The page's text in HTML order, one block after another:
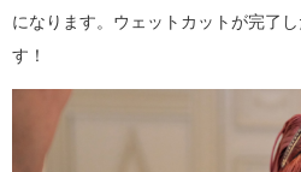
になります。ウェットカットが完了
す！